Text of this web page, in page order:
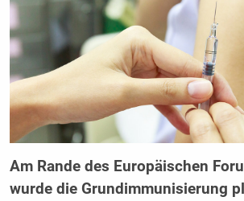
Am Rande des Europäischen
wurde die Grundimmunisierung